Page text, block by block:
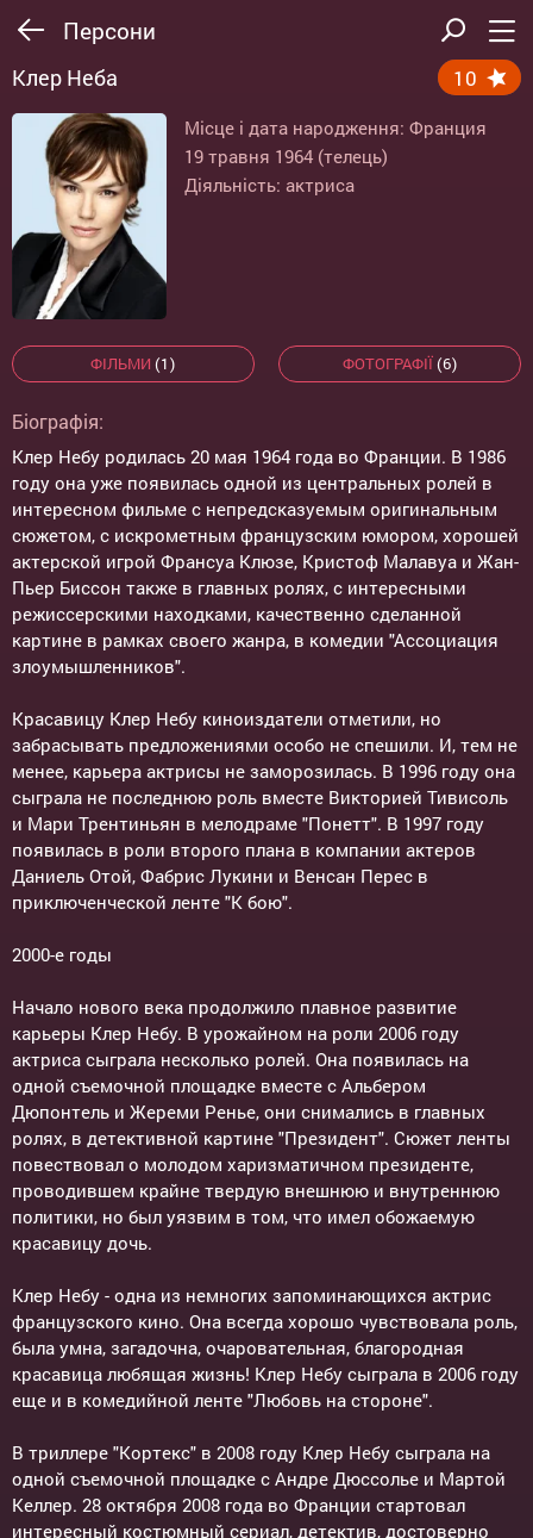
Персони
Клер Неба 10
Місце і дата народження: Франция
19 травня 1964 (телець)
Діяльність: актриса
ФІЛЬМИ (1) ФОТОГРАФІЇ(6)
Біографія:
Клер Небу родилась 20 мая 1964 года во Франции. В 1986
году она уже появилась одной из центральных ролей в
интересном фильме с непредсказуемым оригинальным
сюжетом, с искрометным французским юмором, хорошей
актерской игрой Франсуа Клюзе, Кристоф Малавуа и Жан-
Пьер Биссон также в главных ролях, с интересными
режиссерскими находками, качественно сделанной
картине в рамках своего жанра, в комедии "Ассоциация
злоумышленников".
Красавицу Клер Небу киноиздатели отметили, но
забрасывать предложениями особо не спешили. И, тем не
менее, карьера актрисы не заморозилась. В 1996 году она
сыграла не последнюю роль вместе Викторией Тивисоль
и Мари Трентиньян в мелодраме "Понетт". В 1997 году
появилась в роли второго плана в компании актеров
Даниель Отой, Фабрис Лукини и Венсан Перес в
приключенческой ленте "К бою".
2000-е годы
Начало нового века продолжило плавное развитие
карьеры Клер Небу. В урожайном на роли 2006 году
актриса сыграла несколько ролей. Она появилась на
одной съемочной площадке вместе с Альбером
Дюпонтель и Жереми Ренье, они снимались в главных
ролях, в детективной картине "Президент". Сюжет ленты
повествовал о молодом харизматичном президенте,
проводившем крайне твердую внешнюю и внутреннюю
политики, но был уязвим в том, что имел обожаемую
красавицу дочь.
Клер Небу - одна из немногих запоминающихся актрис
французского кино. Она всегда хорошо чувствовала роль,
была умна, загадочна, очаровательная, благородная
красавица любящая жизнь! Клер Небу сыграла в 2006 году
еще и в комедийной ленте "Любовь на стороне".
В триллере "Кортекс" в 2008 году Клер Небу сыграла на
одной съемочной площадке с Андре Дюссолье и Мартой
Келлер. 28 октября 2008 года во Франции стартовал
интересный костюмный сериал, детектив, достоверно